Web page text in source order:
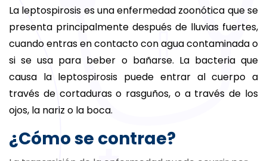
La leptospirosis es una enfermedad zoonótica que se
presenta principalmente después de lluvias fuertes,
cuando entras en contacto con agua contaminada o
si se usa para beber o bañarse. La bacteria que
causa la leptospirosis puede entrar al cuerpo a
través de cortaduras o rasguños, o a través de los
ojos, la nariz o la boca.
¿Cómo se contrae?